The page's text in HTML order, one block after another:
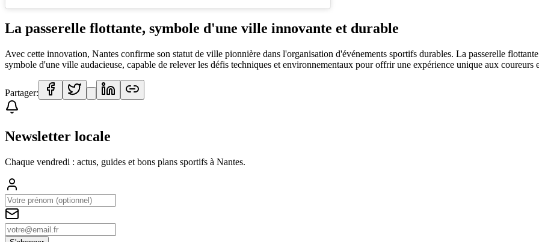
La passerelle flottante, symbole d'une ville innovante et durable
Avec cette innovation, Nantes confirme son statut de ville pionnière dans l'organisation d'événements sportifs durables. La passerelle
symbole d'une ville audacieuse, capable de relever les défis techniques et environnementaux pour offrir une expérience unique aux coureurs
Partager:
Newsletter locale
Chaque vendredi : actus, guides et bons plans sportifs à Nantes.